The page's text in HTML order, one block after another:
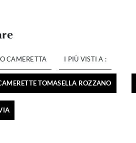
CAMERETTA I PIÙ VISTI A :
TOMASELLA ROZZANO